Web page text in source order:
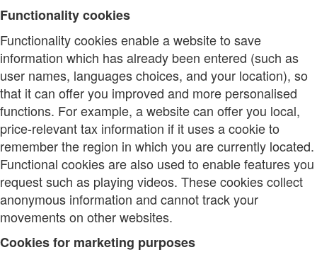
Functionality cookies
Functionality cookies enable a website to save
information which has already been entered (such as
user names, languages choices, and your location), so
that it can offer you improved and more personalised
functions. For example, a website can offer you local,
price-relevant tax information if it uses a cookie to
remember the region in which you are currently located.
Functional cookies are also used to enable features you
request such as playing videos. These cookies collect
anonymous information and cannot track your
movements on other websites.
Cookies for marketing purposes